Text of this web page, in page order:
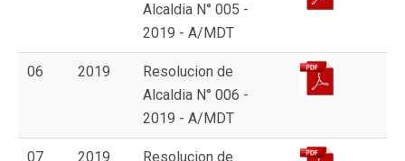
Alcaldia N° 005 -
2019 - A/MDT
06 2019
Resolucion de
Alcaldia N° 006 -
2019 - A/MDT
07 2019 Resolucion de